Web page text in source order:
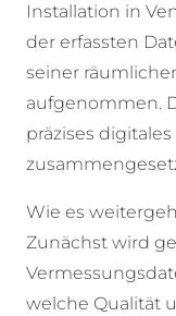
Installation in
der erfassten
seiner
aufgenommen.
präzises
Wie es
Zunächst wird
welche Qualität